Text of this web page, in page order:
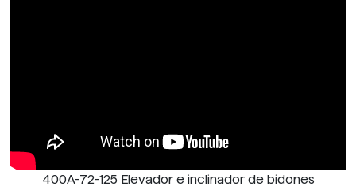
400A-72-125 Elevador e inclinador de bidones